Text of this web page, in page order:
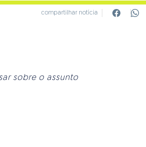
compartilhar notícia
sobre o assunto